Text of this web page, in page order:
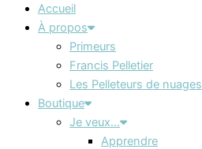
Accueil
À propos
Primeurs
Francis Pelletier
Les Pelleteurs de nuages
Boutique
Je veux…
Apprendre